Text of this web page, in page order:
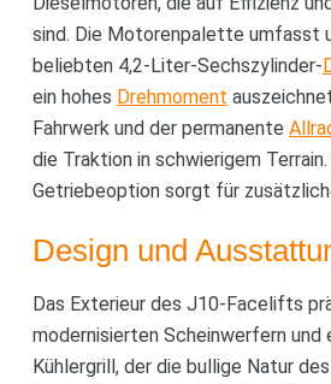
sind. Die Motorenpalette umfasst
beliebten 4,2-Liter-Sechszylinder-
ein hohes Drehmoment
Fahrwerk und der permanente
die Traktion in schwierigem
Getriebeoption sorgt für
Design und
Das Exterieur des J10-Facelifts
modernisierten Scheinwerfern und
Kühlergrill, der die bullige Natur